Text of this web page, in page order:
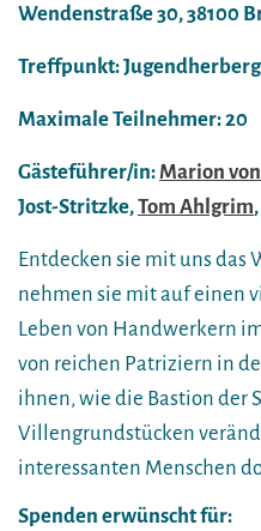
Wendenstraße 30, 38100
Treffpunkt:
Maximale Teilnehmer: 20
Gästeführer/in: Marion
Jost-Stritzke,Tom Ahlgrim,
Entdecken sie mit uns das
nehmen sie mit auf einen
Leben von Handwerkern
von reichen Patriziern in
ihnen, wie die Bastion der
Villengrundstücken
interessanten Menschen
Spenden erwünscht für: